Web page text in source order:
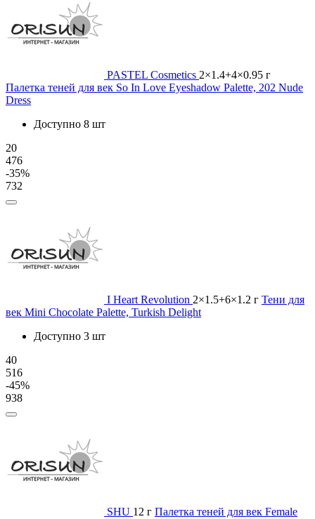
PASTEL Cosmetics 2×1.4+4×0.95 г
Палетка теней для век So In Love Eyeshadow Palette, 202 Nude
Dress
Доступно 8 шт
20
476
-35%
732
I Heart Revolution 2×1.5+6×1.2 г Тени для
век Mini Chocolate Palette, Turkish Delight
Доступно 3 шт
40
516
-45%
938
SHU 12 г Палетка теней для век Female